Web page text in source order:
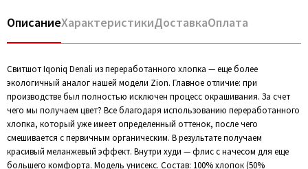
ОписаниеХарактеристикиДоставкаОплата
Свитшот Iqoniq Denali из переработанного хлопка — еще более
экологичный аналог нашей модели Zion. Главное отличие: при
производстве был полностью исключен процесс окрашивания. За счет
чего мы получаем цвет? Все благодаря использованию переработанного
хлопка, который уже имеет определенный оттенок, после чего
смешивается с первичным органическим. В результате получаем
красивый меланжевый эффект. Внутри худи — флис с начесом для еще
большего комфорта. Модель унисекс. Состав: 100% хлопок (50%